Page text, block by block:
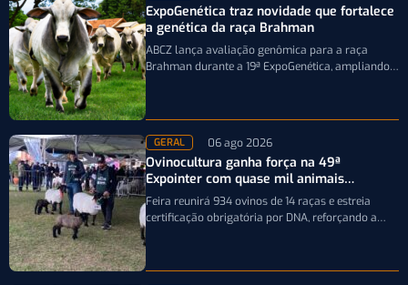
ExpoGenética traz novidade que fortalece
a genética da raça Brahman
ABCZ lança avaliação genômica para a raça
Brahman durante a 19ª ExpoGenética, ampliando a
GERAL 06 ago 2026
Ovinocultura ganha força na 49ª
Expointer com quase mil animais
inscritos
Feira reunirá 934 ovinos de 14 raças e estreia
certificação obrigatória por DNA, reforçando a